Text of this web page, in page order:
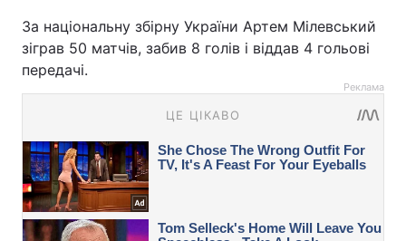
За національну збірну України Артем Мілевський
зіграв 50 матчів, забив 8 голів і віддав 4 гольові
передачі.
Реклама